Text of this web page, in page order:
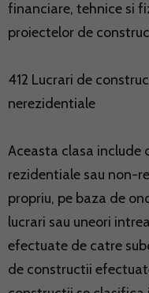
financiare, tehnice si
proiectelor de
412 Lucrari de
nerezidentiale
Aceasta clasa include
rezidentiale sau non-
propriu, pe baza de
lucrari sau uneori
efectuate de catre
de constructii